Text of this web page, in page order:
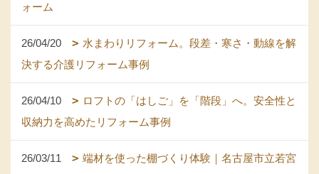
ォーム
26/04/20
水まわりリフォーム。段差・寒さ・動線を解
決する介護リフォーム事例
26/04/10
ロフトの「はしご」を「階段」へ。安全性と
収納力を高めたリフォーム事例
26/03/11
端材を使った棚づくり体験｜名古屋市立若宮